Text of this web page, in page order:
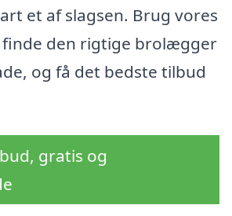
et af slagsen. Brug vores
den rigtige brolægger
og få det bedste tilbud
gratis og